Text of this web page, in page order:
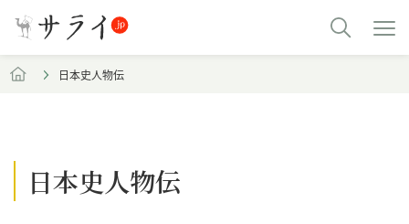
日本史人物伝
日本史人物伝